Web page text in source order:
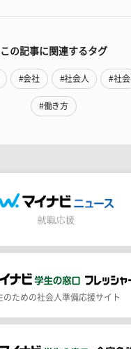
この記事に関連するタグ
#会社 #社会人 #社会
#働き方
のための社会人準備応援サイト